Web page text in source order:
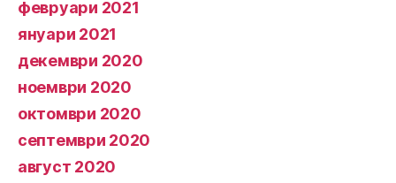
февруари 2021
януари 2021
декември 2020
ноември 2020
октомври 2020
септември 2020
август 2020